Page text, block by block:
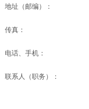
地址（邮编）：
传真：
电话、手机：
联系人（职务）：